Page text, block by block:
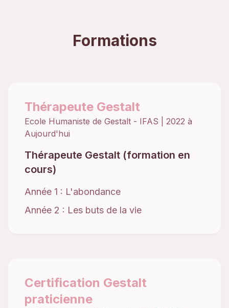
Formations
Thérapeute Gestalt
Ecole Humaniste de Gestalt - IFAS
2022 à
Aujourd'hui
Thérapeute Gestalt (formation en
cours)
Année 1 : L'abondance
Année 2 : Les buts de la vie
Certification Gestalt
praticienne